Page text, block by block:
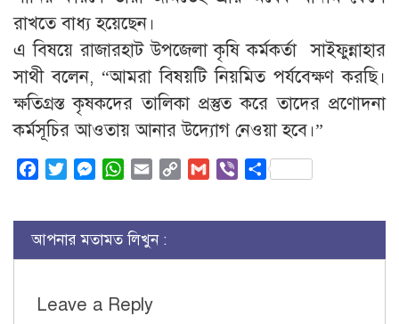
রাখতে বাধ্য হয়েছেন।
এ বিষয়ে রাজারহাট উপজেলা কৃষি কর্মকর্তা সাইফুন্নাহার
সাথী বলেন, “আমরা বিষয়টি নিয়মিত পর্যবেক্ষণ করছি।
ক্ষতিগ্রস্ত কৃষকদের তালিকা প্রস্তুত করে তাদের প্রণোদনা
কর্মসূচির আওতায় আনার উদ্যোগ নেওয়া হবে।”
FacebookTwitterMessenger
WhatsApp
Email
Copy
Gmail ViberShare
আপনার মতামত লিখুন :
Leave a Reply